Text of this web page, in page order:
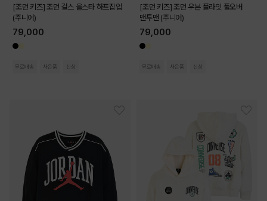
[조던 키즈] 조던 걸스 올스타 하프집업
(주니어)
79,000
무료배송 사은품 신상
[조던 키즈] 조던 우븐 플라잇 풀오버
맨투맨 (주니어)
79,000
무료배송 사은품 신상